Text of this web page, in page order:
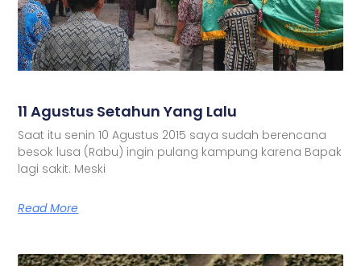
11 Agustus Setahun Yang Lalu
Saat itu senin 10 Agustus 2015 saya sudah berencana
besok lusa (Rabu) ingin pulang kampung karena Bapak
lagi sakit. Meski
Read More